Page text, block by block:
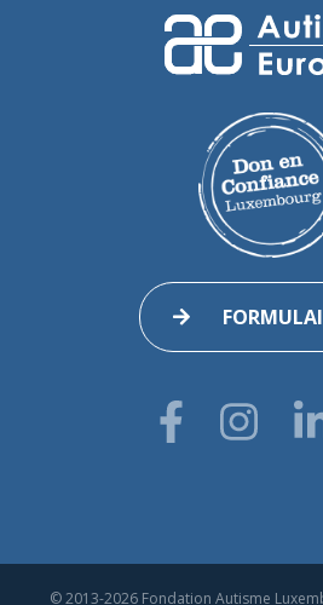
© 2013-2026 Fondation Autisme